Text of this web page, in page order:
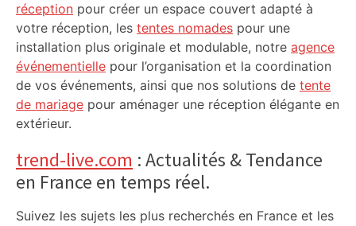
réception pour créer un espace couvert adapté à
votre réception, les tentes nomades pour une
installation plus originale et modulable, notre agence
événementielle pour l’organisation et la coordination
de vos événements, ainsi que nos solutions de tente
de mariage pour aménager une réception élégante en
extérieur.
trend-live.com : Actualités & Tendance
en France en temps réel.
Suivez les sujets les plus recherchés en France et les